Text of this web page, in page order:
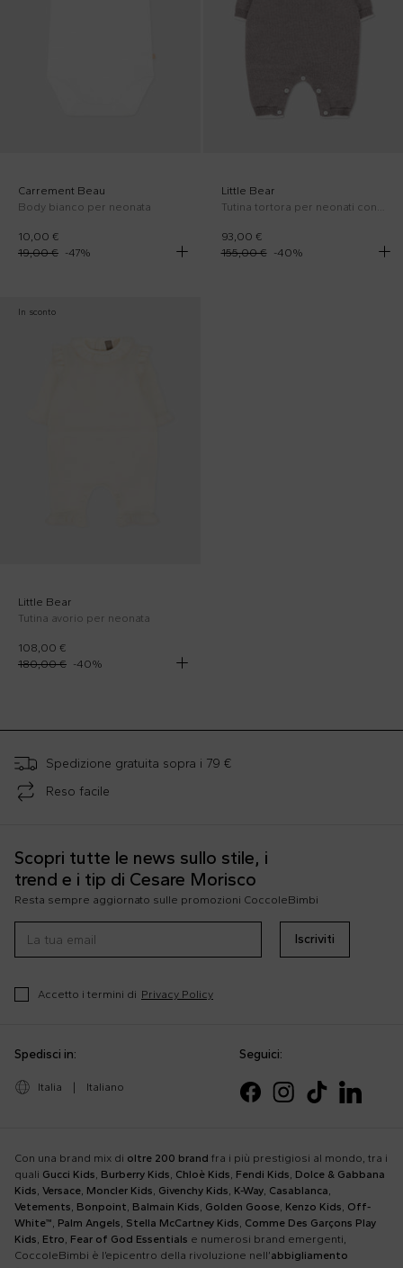
Carrement Beau
Body bianco per neonata
10,00 €
19,00 € -47%
Little Bear
Tutina tortora per neonati con logo
93,00 €
155,00 €
-40%
In sconto
Little Bear
Tutina avorio per neonata
108,00 €
180,00 € -40%
Spedizione gratuita sopra i 79 €
Reso facile
Scopri tutte le news sullo stile, i
trend e i tip di Cesare Morisco
Resta sempre aggiornato sulle promozioni CoccoleBimbi
Iscriviti
Accetto i termini di Privacy Policy
Spedisci in:
Italia Italiano
Seguici:
Con una brand mix di oltre 200 brand fra i più prestigiosi al mondo, tra i
quali Gucci Kids, Burberry Kids, Chloè Kids, Fendi Kids, Dolce & Gabbana
Kids, Versace, Moncler Kids, Givenchy Kids, K-Way, Casablanca,
Vetements, Bonpoint, Balmain Kids, Golden Goose, Kenzo Kids, Off-
White™, Palm Angels, Stella McCartney Kids, Comme Des Garçons Play
Kids, Etro, Fear of God Essentials e numerosi brand emergenti,
CoccoleBimbi è l’epicentro della rivoluzione nell’abbigliamento